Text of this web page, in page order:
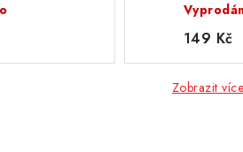
149 Kč
Zobrazit